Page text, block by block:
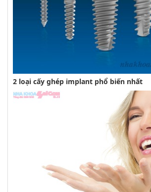
2 loại cấy ghép implant phổ biến nhất